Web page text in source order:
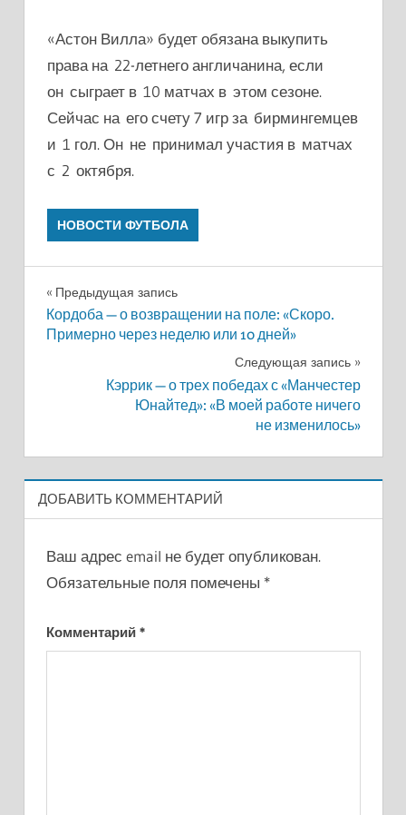
«Астон Вилла» будет обязана выкупить
права на 22-летнего англичанина, если
он сыграет в 10 матчах в этом сезоне.
Сейчас на его счету 7 игр за бирмингемцев
и 1 гол. Он не принимал участия в матчах
с 2 октября.
НОВОСТИ ФУТБОЛА
Навигация
по
Предыдущая запись
Кордоба — о возвращении на поле: «Скоро.
Примерно через неделю или 10 дней»
Следующая запись
Кэррик — о трех победах с «Манчестер
Юнайтед»: «В моей работе ничего
не изменилось»
ДОБАВИТЬ КОММЕНТАРИЙ
Ваш адрес email не будет опубликован.
Обязательные поля помечены *
Комментарий *